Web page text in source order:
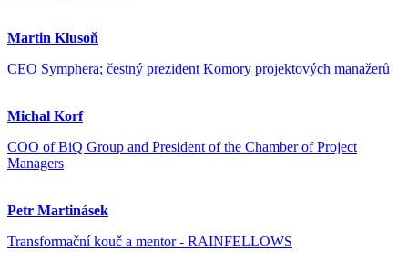
Martin Klusoň
CEO Symphera; čestný prezident Komory projektových manažerů
Michal Korf
COO of BiQ Group and President of the Chamber of Project
Managers
Petr Martinásek
Transformační kouč a mentor - RAINFELLOWS